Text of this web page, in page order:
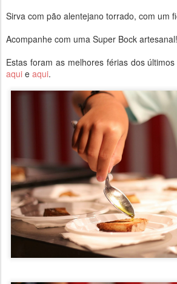
Sirva com pão alentejano torrado, com um
Acompanhe com uma Super Bock artesanal!
Estas foram as melhores férias dos
aqui e aqui.